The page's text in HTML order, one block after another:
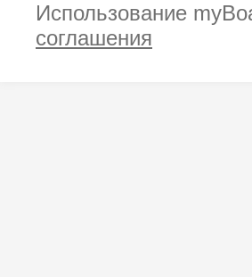
Использование
соглашения